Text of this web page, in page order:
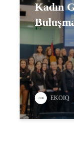
Kadın
EKOIQ